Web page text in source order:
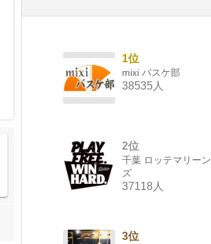
1位
mixi バスケ部
38535人
2位
千葉 ロッテマリーン
ズ
37118人
3位